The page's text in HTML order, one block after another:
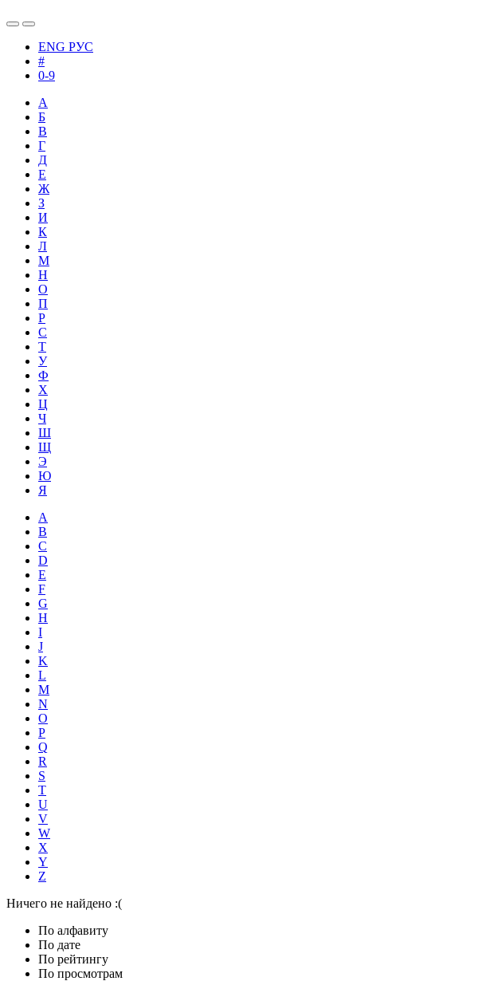
ENG РУС
#
0-9
А
Б
В
Г
Д
Е
Ж
З
И
К
Л
М
Н
О
П
Р
С
Т
У
Ф
Х
Ц
Ч
Ш
Щ
Э
Ю
Я
A
B
C
D
E
F
G
H
I
J
K
L
M
N
O
P
Q
R
S
T
U
V
W
X
Y
Z
Ничего не найдено :(
По алфавиту
По дате
По рейтингу
По просмотрам